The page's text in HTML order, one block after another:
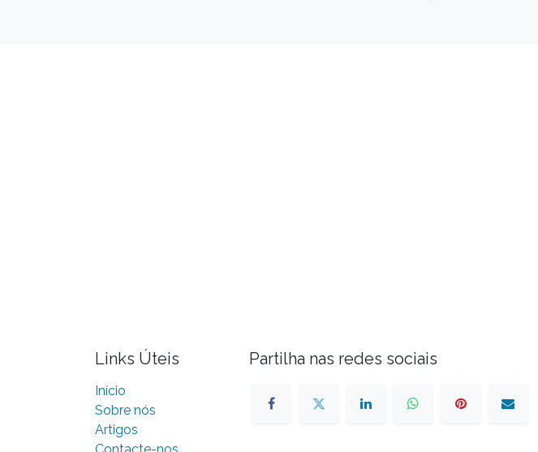
Links Úteis
Início
Sobre nós
Artigos
Partilha nas redes sociais